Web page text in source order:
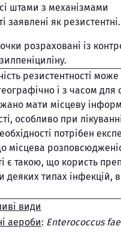
штами з механізмами
заявлені як резистентні.
розраховані із
резистентності може
і з часом для
мати місцеву
особливо при
потрібен
місцева
є такою, що користь
деяких типах інфекцій,
види
аероби: Enterococcus